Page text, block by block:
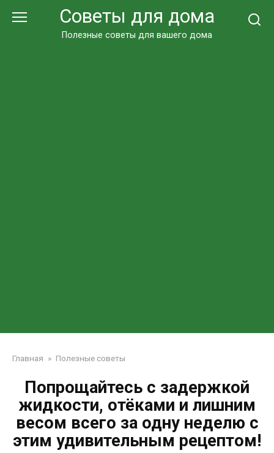
Советы для дома
Полезные советы для вашего дома
Главная » Полезные советы
Попрощайтесь с задержкой
жидкости, отёками и лишним
весом всего за одну неделю с
этим удивительным рецептом!